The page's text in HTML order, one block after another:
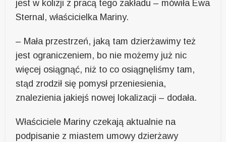
jest w kolizji z pracą tego zakładu – mówiła Ewa
Sternal, właścicielka Mariny.
– Mała przestrzeń, jaką tam dzierżawimy też
jest ograniczeniem, bo nie możemy już nic
więcej osiągnąć, niż to co osiągnęliśmy tam,
stąd zrodził się pomysł przeniesienia,
znalezienia jakiejś nowej lokalizacji – dodała.
Właściciele Mariny czekają aktualnie na
podpisanie z miastem umowy dzierżawy